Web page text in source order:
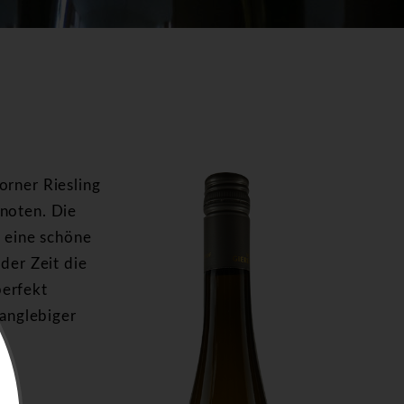
Riesling
Die
schöne
Zeit die